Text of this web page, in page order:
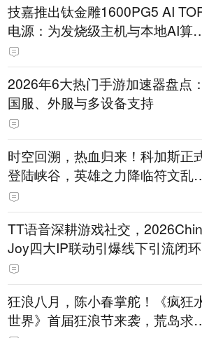
技嘉推出钛金雕1600PG5 AI
电源：为发烧级主机与本地AI算
打造旗舰供电方案
2026年6大热门手游加速器盘点：
国服、外服与多设备支持
时空回溯，热血归来！科加斯正
登陆峡谷，英雄之力降临符文乱
斗！
TT语音深耕游戏社交，
Joy四大IP联动引爆线下引流闭环
狂浪八月，陈小春掌舵！《疯狂
世界》首届狂浪节来袭，荒岛求